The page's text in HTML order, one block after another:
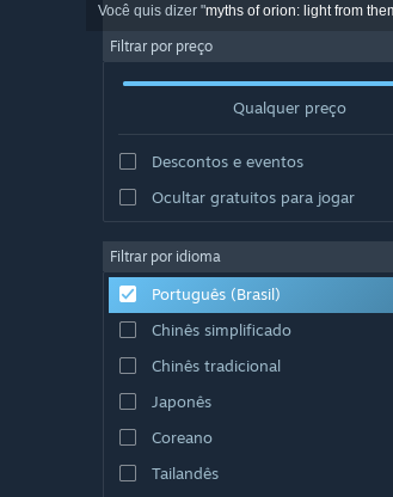
Você quis dizer "myths of orion: light from
Filtrar por preço
Qualquer preço
Descontos e eventos
Ocultar gratuitos para jogar
Filtrar por idioma
Português (Brasil)
Chinês simplificado
Chinês tradicional
Japonês
Coreano
Tailandês